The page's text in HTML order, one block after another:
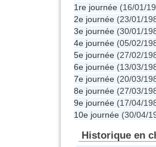
1re journée (16/01/
2e journée (23/01/
3e journée (30/01/
4e journée (05/02/
5e journée (27/02/
6e journée (13/03/
7e journée (20/03/
8e journée (27/03/
9e journée (17/04/
10e journée (30/04/
Historique en